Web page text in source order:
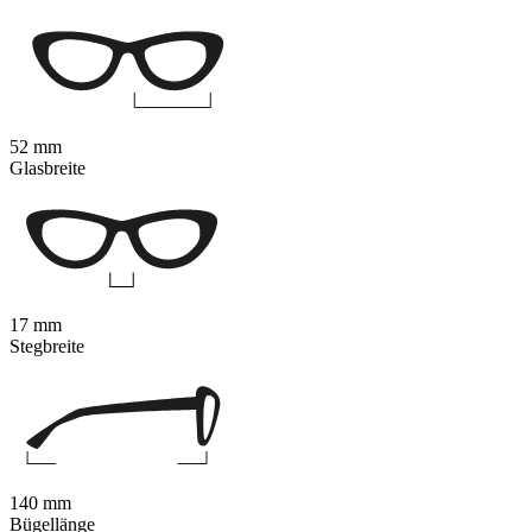
52 mm
Glasbreite
17 mm
Stegbreite
140 mm
Bügellänge